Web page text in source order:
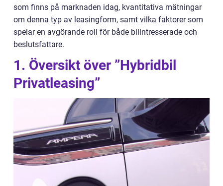
som finns på marknaden idag, kvantitativa mätningar
om denna typ av leasingform, samt vilka faktorer som
spelar en avgörande roll för både bilintresserade och
beslutsfattare.
1. Översikt över ”Hybridbil
Privatleasing”